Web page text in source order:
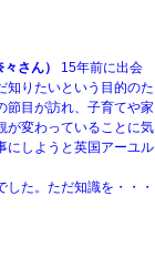
さん）
15年前に出会
知りたいという目的のた
節目が訪れ、子育てや家
が変わっていることに気
にしようと英国アーユル
た。ただ知識を・・・